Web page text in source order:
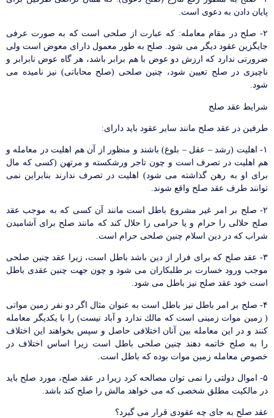
پایان دادن به دعوی است.
۲- صلح در مقام معامله: كه عبارت از صلحی است كه به صورت عرفی
جایگزین عقود دیگر می شود. صلح به طور معمول دارای معوض است ولی
ضرورتی ندارد كه ارزش دو عوض با هم برابر باشد، هر گاه عوض نابرابر و
ناچیزی در صلح تعیین شود، چنین صلحی (صلح محاباتی) نیز نامیده می
شود.
شرایط عقد صلح
طرفین در عقد صلح مانند سایر عقود باید دارای:
۱- اهلیت (رشد – عقل – بلوغ) باشند و منظور از آن هم اهلیت در معامله و
هم اهلیت در تصرف است و چون تاجر ورشكسته و مرتهن (كسی كه مال
برای او به رهن گذاشته می شود) اهلیت در تصرف ندارند بنابراین نمی
توانند طرف عقد صلح واقع شوند.
۲- صلح بر امر غیر مشروع باطل است مانند آن كسی كه به موجب عقد
صلح حلالی را حرام و یا حرامی را حلال كند كه مانند صلح برای آشامیدن
شراب كه در دین اسلام چنین صلحی حرام است.
۳- عقد صلح كه برای فرار از دین باشد باطل است، زیرا عقد چنین صلحی
موجب ورود خسارت بر طلبكاران می شود و چون جهت چنین عقدی باطل
است خود عقد صلح نیز باطل می شود.
۴- صلح بر امر باطل نیز باطل است به عنوان مثال اگر دو نفر زمین مواتی
( زمین موات زمینی است كه مالك ندارد و آباد نیست) را با یكدیگر معامله
كنند و در این معامله بین آنان اختلافی حاصل و سپس بخواهند این اختلاف
را به صلح خاتمه دهند چنین صلحی باطل است زیرا اساس اختلاف در
خصوص معامله زمین موات بوده كه باطل است.
۵- اموال دولتی را نمی توان مصالحه كرد زیرا در عقد صلح، مورد صلح باید
در مالكیت مطلق شخصی كه می خواهد مالش را صلح كند باشد.
عقد صلح به جای چه عقودی قرار می گیرد؟